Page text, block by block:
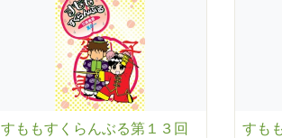
すももすくらんぶる第１３回
すも